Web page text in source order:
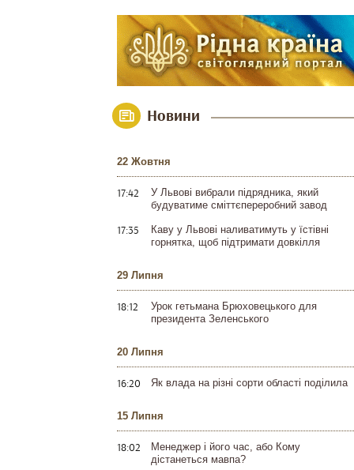
Новини
22 Жовтня
17:42
У Львові вибрали підрядника, який
будуватиме сміттєпереробний завод
17:35
Каву у Львові наливатимуть у їстівні
горнятка, щоб підтримати довкілля
29 Липня
18:12
Урок гетьмана Брюховецького для
президента Зеленського
20 Липня
16:20 Як влада на різні сорти області поділила
15 Липня
18:02
Менеджер і його час, або Кому
дістанеться мавпа?